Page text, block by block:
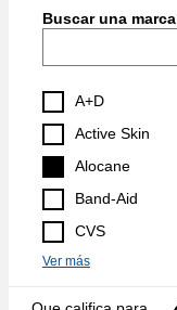
Buscar una marca
A+D
Active Skin
Alocane
Band-Aid
CVS
Ver más